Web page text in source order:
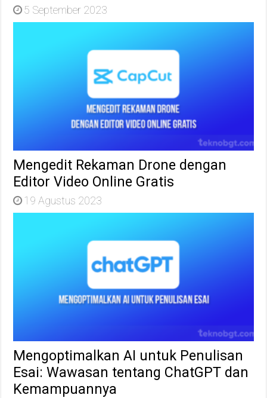
5 September 2023
Mengedit Rekaman Drone dengan
Editor Video Online Gratis
19 Agustus 2023
Mengoptimalkan AI untuk Penulisan
Esai: Wawasan tentang ChatGPT dan
Kemampuannya